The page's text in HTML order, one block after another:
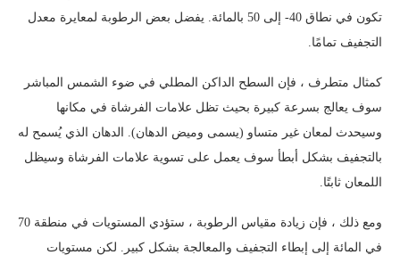
تكون في نطاق 40- إلى 50 بالمائة. يفضل بعض الرطوبة لمعايرة معدل
التجفيف تمامًا.
كمثال متطرف ، فإن السطح الداكن المطلي في ضوء الشمس المباشر
سوف يعالج بسرعة كبيرة بحيث تظل علامات الفرشاة في مكانها
وسيحدث لمعان غير متساو (يسمى وميض الدهان). الدهان الذي يُسمح له
بالتجفيف بشكل أبطأ سوف يعمل على تسوية علامات الفرشاة وسيظل
اللمعان ثابتًا.
ومع ذلك ، فإن زيادة مقياس الرطوبة ، ستؤدي المستويات في منطقة 70
في المائة إلى إبطاء التجفيف والمعالجة بشكل كبير. لكن مستويات